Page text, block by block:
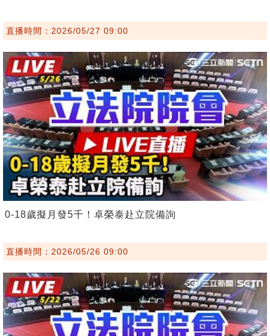
直播時間：2026/05/27 09:00
0-18歲擬月發5千！卓榮泰赴立院備詢
直播時間：2026/05/26 09:00